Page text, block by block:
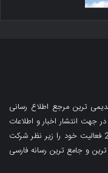
ترین مرجع اطلاع رسانی
فارسی زبان در قبرس فعالیت خود را از سال 2014 در جهت انتشار اخبار و اطلاعات
در حوزه های مختلف آغاز کرده و از آغاز سال 2019 فعالیت خود را زیر نظر شرکت
و جامع ترین رسانه فارسی